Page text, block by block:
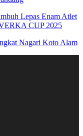
Lepas Enam Atlet
CUP 2025
Nagari Koto Alam